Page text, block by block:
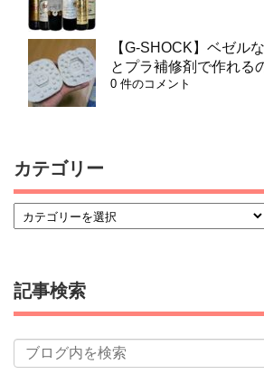
【G-SHOCK】ベゼル
とプラ補修剤で作れる
0 件のコメント
カテゴリー
記事検索